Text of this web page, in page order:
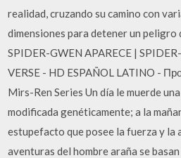
realidad, cruzando su camino con
dimensiones para detener un peligro
SPIDER-GWEN APARECE |
VERSE - HD ESPAÑOL LATINO -
Mirs-Ren Series Un día le muerde
modificada genéticamente; a la
estupefacto que posee la fuerza y la
aventuras del hombre araña se